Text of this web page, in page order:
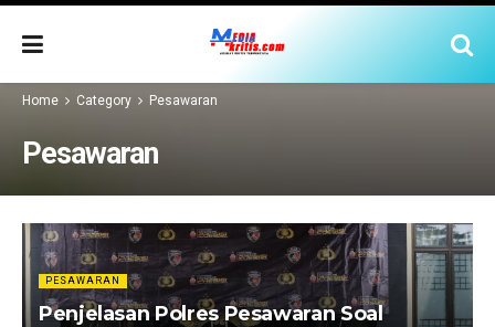
Home Category Pesawaran
Pesawaran
PESAWARAN
Penjelasan Polres Pesawaran Soal